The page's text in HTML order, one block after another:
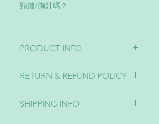
頸鏈/胸針嗎？
PRODUCT INFO
尺寸長度限制：6cm
物料：鈦鋼
具有良好的耐腐蝕性能，對人體無損
RETURN & REFUND POLICY
SHIPPING INFO